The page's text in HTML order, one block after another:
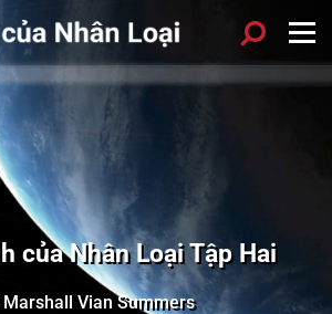
của Nhân Loại Tập Hai
Marshall Vian Summers